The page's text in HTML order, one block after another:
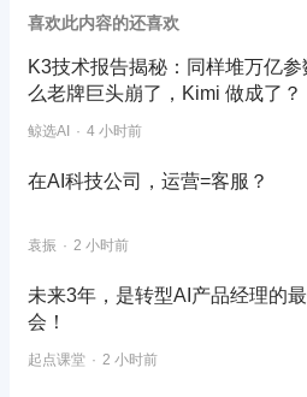
喜欢此内容的还喜欢
K3技术报告揭秘：同样堆万亿
么老牌巨头崩了，Kimi 做成了？
鲸选AI 4 小时前
在AI科技公司，运营=客服？
袁振 2 小时前
未来3年，是转型AI产品经理的
会！
起点课堂 2 小时前